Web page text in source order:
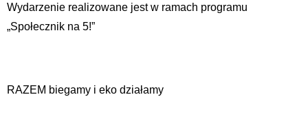
Wydarzenie realizowane jest w ramach programu
„Społecznik na 5!”
RAZEM biegamy i eko działamy